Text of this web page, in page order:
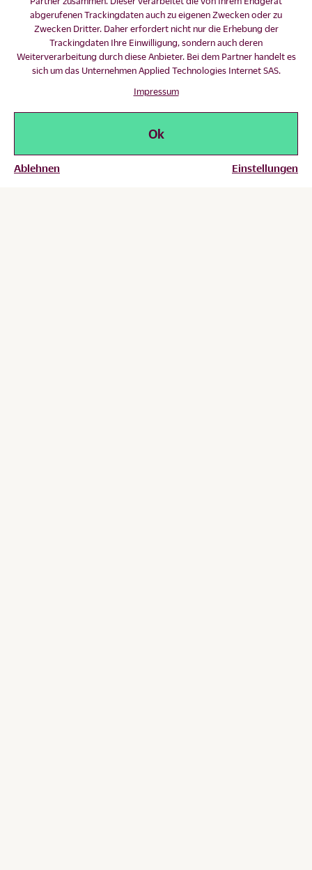
abgerufenen Trackingdaten auch zu eigenen Zwecken oder zu
Zwecken Dritter. Daher erfordert nicht nur die Erhebung der
Trackingdaten Ihre Einwilligung, sondern auch deren
Weiterverarbeitung durch diese Anbieter. Bei dem Partner handelt es
sich um das Unternehmen Applied Technologies Internet SAS.
Impressum
Ok
Ablehnen Einstellungen